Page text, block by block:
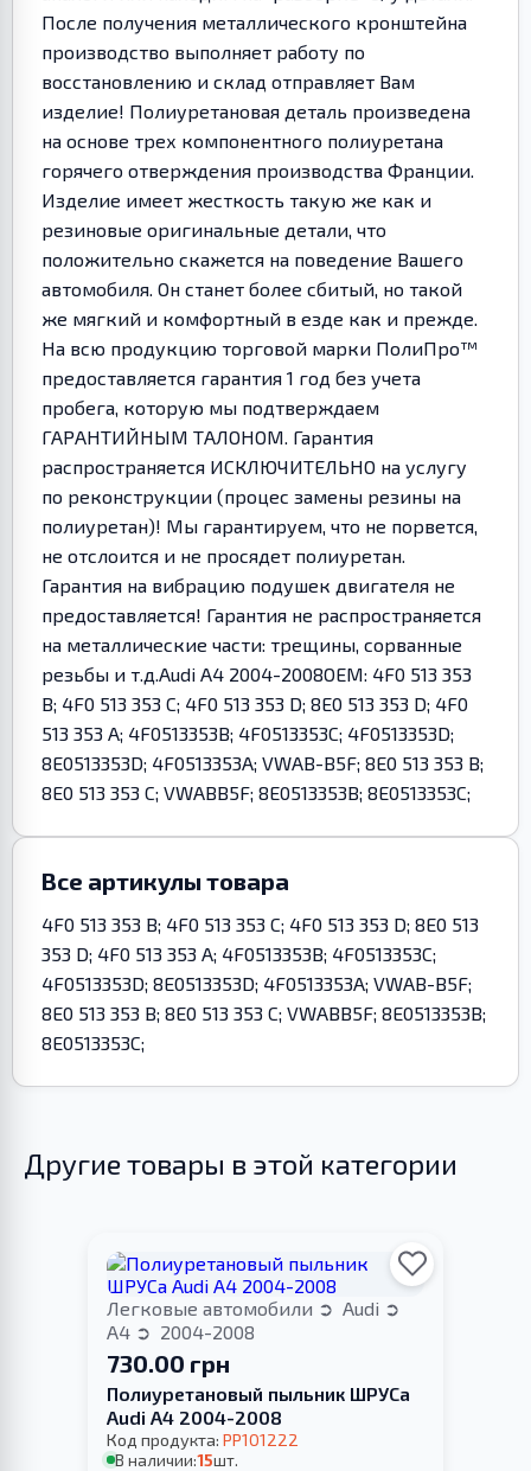
После получения металлического кронштейна
производство выполняет работу по
восстановлению и склад отправляет Вам
изделие! Полиуретановая деталь произведена
на основе трех компонентного полиуретана
горячего отверждения производства Франции.
Изделие имеет жесткость такую же как и
резиновые оригинальные детали, что
положительно скажется на поведение Вашего
автомобиля. Он станет более сбитый, но такой
же мягкий и комфортный в езде как и прежде.
На всю продукцию торговой марки ПолиПро™
предоставляется гарантия 1 год без учета
пробега, которую мы подтверждаем
ГАРАНТИЙНЫМ ТАЛОНОМ. Гарантия
распространяется ИСКЛЮЧИТЕЛЬНО на услугу
по реконструкции (процес замены резины на
полиуретан)! Мы гарантируем, что не порвется,
не отслоится и не просядет полиуретан.
Гарантия на вибрацию подушек двигателя не
предоставляется! Гарантия не распространяется
на металлические части: трещины, сорванные
резьбы и т.д.Audi A4 2004-2008OEM: 4F0 513 353
B; 4F0 513 353 C; 4F0 513 353 D; 8E0 513 353 D; 4F0
513 353 A; 4F0513353B; 4F0513353C; 4F0513353D;
8E0513353D; 4F0513353A; VWAB-B5F; 8E0 513 353 B;
8E0 513 353 C; VWABB5F; 8E0513353B; 8E0513353C;
Все артикулы товара
4F0 513 353 B; 4F0 513 353 C; 4F0 513 353 D; 8E0 513
353 D; 4F0 513 353 A; 4F0513353B; 4F0513353C;
4F0513353D; 8E0513353D; 4F0513353A; VWAB-B5F;
8E0 513 353 B; 8E0 513 353 C; VWABB5F; 8E0513353B;
8E0513353C;
Другие товары в этой категории
Легковые автомобили
Audi
A4
2004-2008
730.00 грн
Полиуретановый пыльник ШРУСа
Audi A4 2004-2008
Код продукта: PP101222
В наличии:15шт.